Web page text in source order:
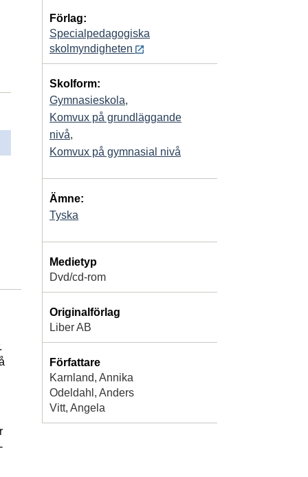
Förlag:
Specialpedagogiska
skolmyndigheten
Skolform:
Gymnasieskola,
Komvux på grundläggande
nivå,
Komvux på gymnasial nivå
Ämne:
Tyska
Medietyp
Dvd/cd-rom
Originalförlag
Liber AB
Författare
Karnland, Annika
Odeldahl, Anders
Vitt, Angela